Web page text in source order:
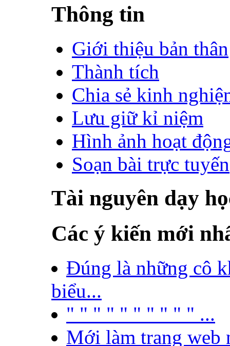
Thông tin
Giới thiệu bản thân
Thành tích
Chia sẻ kinh
Lưu giữ kỉ niệm
Hình ảnh hoạt
Soạn bài trực tuyến
Tài nguyên dạy
Các ý kiến mới
Đúng là những cô
biểu...
" " " " " " " " " " ...
Mới làm trang web